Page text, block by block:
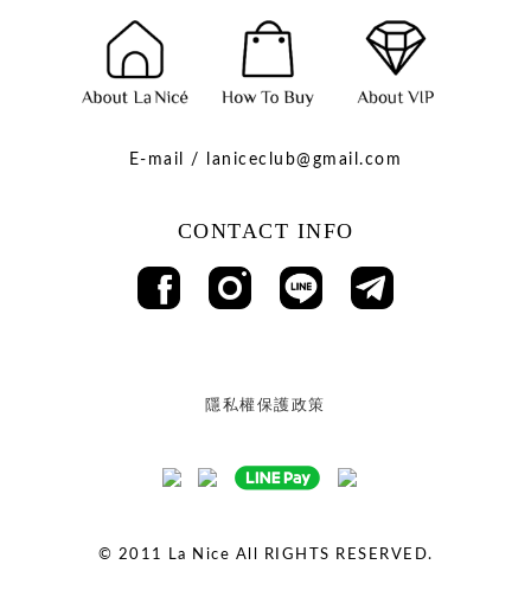
E-mail / laniceclub@gmail.com
CONTACT INFO
隱私權保護政策
© 2011 La Nice All RIGHTS RESERVED.